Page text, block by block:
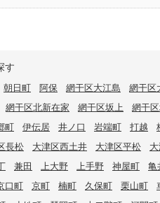
す
朝日町 阿保 網干区大江島 網干区
網干区北新在家 網干区坂上 網干
町 伊伝居 井ノ口 岩端町 打越
長松 大津区西土井 大津区平松
兼田 上大野 上手野 神屋町 亀
口町 京町 楠町 久保町 栗山町